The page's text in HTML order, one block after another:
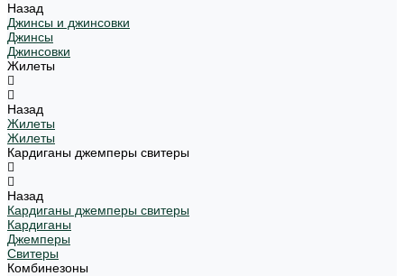
Назад
Джинсы и джинсовки
Джинсы
Джинсовки
Жилеты
Назад
Жилеты
Жилеты
Кардиганы джемперы свитеры
Назад
Кардиганы джемперы свитеры
Кардиганы
Джемперы
Свитеры
Комбинезоны